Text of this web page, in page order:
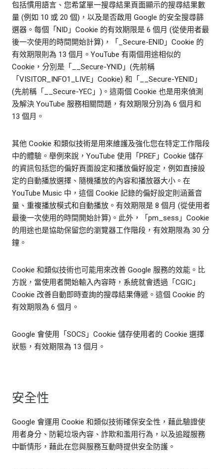
包括慣用語言、您希望單一搜尋結果頁面顯示的搜尋結果數
量 (例如 10 或 20 個)，以及是否啟用 Google 的安全搜尋篩
選器。每個「NID」Cookie 的有效期限是 6 個月 (從使用者最
後一次使用的時間開始計算)，「_Secure-ENID」Cookie 的
有效期限則為 13 個月。YouTube 有兩個用途相似的
Cookie，分別是「__Secure-YNID」(先前稱
「VISITOR_INFO1_LIVE」Cookie) 和「__Secure-YENID」
(先前稱「__Secure-YEC」)。這兩個 Cookie 也是用來偵測
及解決 YouTube 服務相關問題，有效期限分別為 6 個月和
13 個月。
其他 Cookie 和類似技術是用來維護及強化您在特定工作階段
中的體驗。舉例來說，YouTube 使用「PREF」Cookie 儲存
的資訊包括您的偏好頁面設定和播放偏好設定，例如直接設
定的自動播放選擇、隨機播放的內容和播放器大小。在
YouTube Music 中，這個 Cookie 記錄的偏好設定則涵蓋音
量、重複播放模式和自動播放。有效期限是 8 個月 (從使用者
最後一次使用的時間開始計算)。此外，「pm_sess」Cookie
的用途也是協助保留您的瀏覽器工作階段，有效期限為 30 分
鐘。
Cookie 和類似技術也可能用來改善 Google 服務的效能。比
方說，當使用者開始輸入內容時，系統就會透過「CGIC」
Cookie 改善自動即時查詢的搜尋結果傳遞。這個 Cookie 的
有效期限為 6 個月。
Google 會使用「SOCS」Cookie 儲存使用者的 Cookie 選擇
狀態，有效期限為 13 個月。
安全性
Google 會運用 Cookie 和類似技術確保安全性，藉此驗證使
用者身分、防範垃圾內容、詐欺和濫用行為，以及追蹤服務
中斷情形，藉此在您與服務互動時提供安全防護。